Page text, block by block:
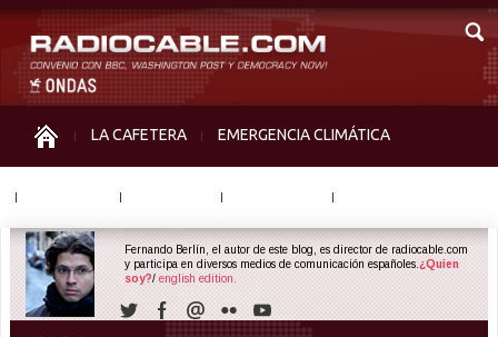
LA CAFETERA EMERGENCIA CLIMÁTICA
Fernando Berlín, el autor de este blog, es director de radiocable.com
y participa en diversos medios de comunicación españoles. ¿Quien
soy?/ english edition.